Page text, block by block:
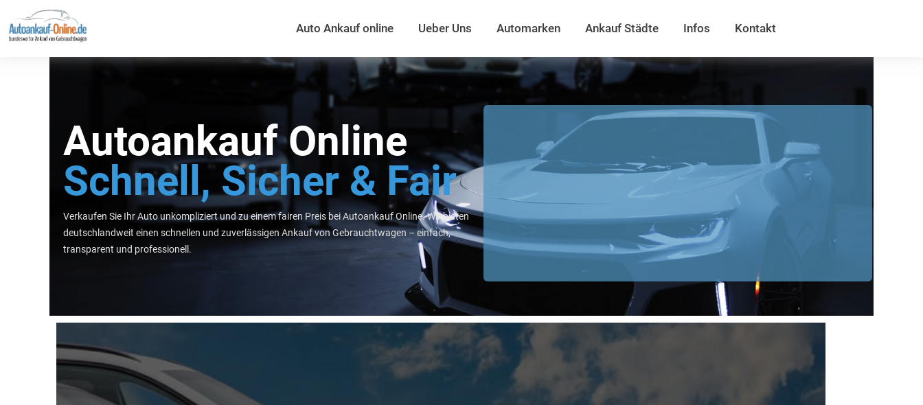
Inhalt
Auto Ankauf online Ueber Uns Automarken Ankauf Städte Infos Kontakt
Autoankauf Online
Schnell, Sicher & Fair
Verkaufen Sie Ihr Auto unkompliziert und zu einem fairen Preis bei Autoankauf Online. Wir bieten
deutschlandweit einen schnellen und zuverlässigen Ankauf von Gebrauchtwagen – einfach,
transparent und professionell.